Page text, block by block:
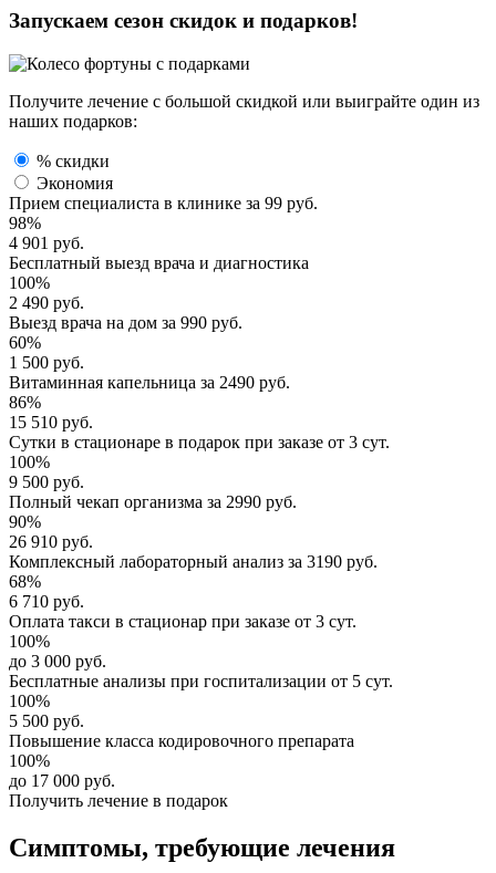
Запускаем сезон скидок и подарков!
Получите лечение с большой скидкой или выиграйте один из
наших подарков:
% скидки
Экономия
Прием специалиста в клинике за 99 руб.
98%
4 901 руб.
Бесплатный выезд врача и диагностика
100%
2 490 руб.
Выезд врача на дом за 990 руб.
60%
1 500 руб.
Витаминная капельница за 2490 руб.
86%
15 510 руб.
Сутки в стационаре в подарок при заказе от 3 сут.
100%
9 500 руб.
Полный чекап организма за 2990 руб.
90%
26 910 руб.
Комплексный лабораторный анализ за 3190 руб.
68%
6 710 руб.
Оплата такси в стационар при заказе от 3 сут.
100%
до 3 000 руб.
Бесплатные анализы при госпитализации от 5 сут.
100%
5 500 руб.
Повышение класса кодировочного препарата
100%
до 17 000 руб.
Получить лечение в подарок
Симптомы, требующие лечения